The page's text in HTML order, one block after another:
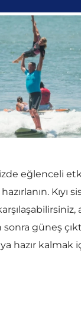
eğlenceli
Kıyı
güneş
hazır kalmak